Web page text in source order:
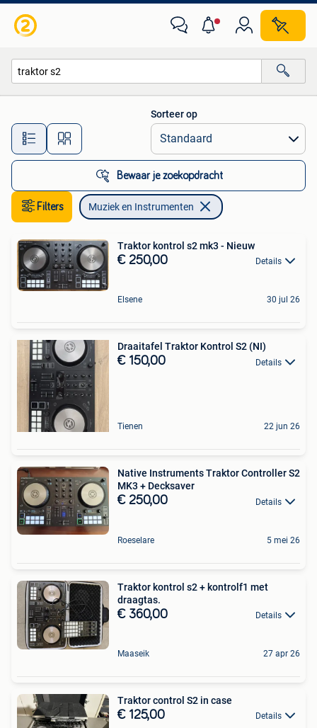
Alle afstanden…
Sorteer op
Bewaar je zoekopdracht
Filters Muziek en Instrumenten
Traktor kontrol s2 mk3 - Nieuw
€ 250,00 Details
Elsene 30 jul 26
Draaitafel Traktor Kontrol S2 (NI)
€ 150,00 Details
Tienen 22 jun 26
Native Instruments Traktor Controller S2
MK3 + Decksaver
€ 250,00 Details
Roeselare 5 mei 26
Traktor kontrol s2 + kontrolf1 met
draagtas.
€ 360,00 Details
Maaseik 27 apr 26
Traktor control S2 in case
€ 125,00 Details